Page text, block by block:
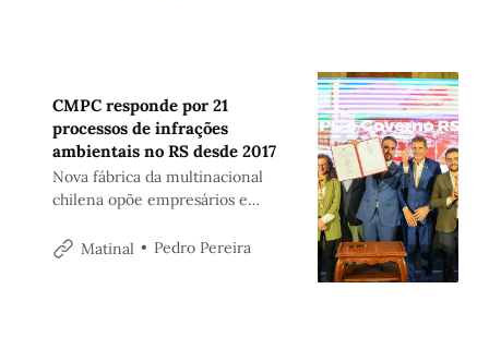
CMPC responde por 21
processos de infrações
ambientais no RS desde 2017
Nova fábrica da multinacional
chilena opõe empresários e
Guaíba não considerado em
Matinal Pedro Pereira